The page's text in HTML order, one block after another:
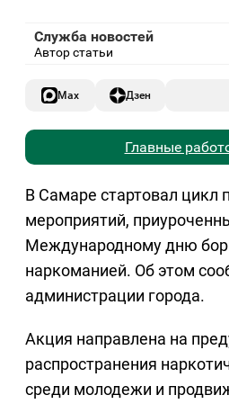
Служба новостей
Автор статьи
Max Дзен
Главные
В Самаре стартовал цикл
мероприятий,
Международному дню
наркоманией. Об этом
администрации города.
Акция направлена на
распространения
среди молодежи и